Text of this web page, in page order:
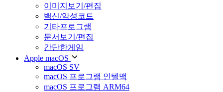
이미지보기/편집
백신/악성코드
기타프로그램
문서보기/편집
간단한게임
Apple macOS
macOS SV
macOS 프로그램 인텔맥
macOS 프로그램 ARM64